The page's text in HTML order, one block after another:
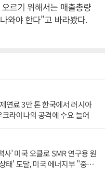
르기 위해서는 매출총량
와야 한다”고 바라봤다.
연료 3만 톤 한국에서 러시아
라이나의 공격에 수요 늘어
사' 미국 오클로 SMR 연구용 원
태' 도달, 미국 에너지부 "중요